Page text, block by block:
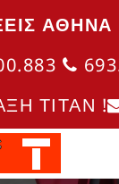
ΑΘΗΝΑ
ΤΙΤΑΝ !